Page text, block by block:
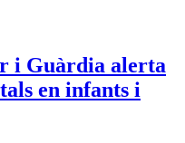
i Guàrdia alerta
en infants i